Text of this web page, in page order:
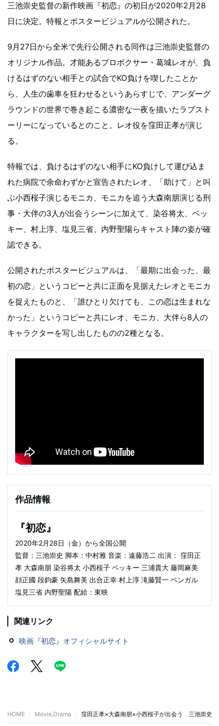
三池崇史監督の新作映画『初恋』の初日が2020年2月28
日に決定。特報とポスタービジュアルが公開された。
9月27日から全米で先行公開される同作は三池崇史監督の
オリジナル作品。才能あるプロボクサー・葛城レオが、負
けるはずのない相手との試合でKO負けを喫したことか
ら、人生の歯車を狂わせるというあらすじで、アンダーグ
ラウンドの世界で巻き起こる濃密な一夜を描いたラブスト
ーリーになっているとのこと。レオ役を窪田正孝が演じ
る。
特報では、負けるはずのない相手にKO負けして運び込ま
れた病院で余命わずかと宣告されたレオ、「助けて」と叫
ぶ小西桜子演じるモニカ、モニカを追う大森南朋演じる刑
事・大伴の3人が出会うシーンに加えて、染谷将太、ベッ
キー、村上淳、塩見三省、内野聖陽らキャスト陣の姿が確
認できる。
公開されたポスタービジュアルは、「最期に出会った、最
初の恋」というコピーと共に正面を見据えたレオとモニカ
を捉えたものと、「誰ひとり欠けても、この恋は生まれな
かった」というコピーと共にレオ、モニカ、大伴ら8人の
キャラクターを写し出したものの2種となる。
作品情報
『初恋』
2020年2月28日（金）から全国公開
監督：三池崇史 脚本：中村雅 音楽：遠藤浩二 出演： 窪田正
孝 大森南朋 染谷将太 小西桜子 ベッキー 三浦貴大 藤岡麻美
顔正國 段鈞豪 矢島舞美 出合正幸 村上淳 滝藤賢一 ベンガル
塩見三省 内野聖陽 配給：東映
関連リンク
映画『初恋』オフィシャルサイト
HOME Movie,Drama 窪田正孝×大森南朋×小西桜子が出会う 三池崇史『